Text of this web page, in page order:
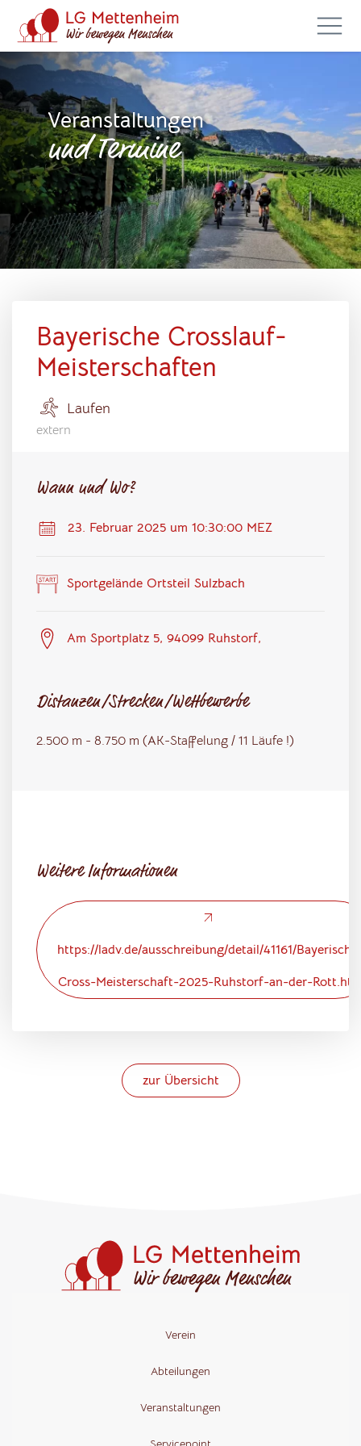
Veranstaltungen
und Termine
Bayerische Crosslauf-
Meisterschaften
Laufen
extern
Wann und Wo?
23. Februar 2025 um 10:30:00 MEZ
Sportgelände Ortsteil Sulzbach
Am Sportplatz 5, 94099 Ruhstorf,
Distanzen/Strecken/Wettbewerbe
2.500 m - 8.750 m (AK-Staffelung / 11 Läufe !)
Weitere Informationen
https://ladv.de/ausschreibung/detail/41161/
Cross-Meisterschaft-2025-Ruhstorf-an-der-
zur Übersicht
Verein
Abteilungen
Veranstaltungen